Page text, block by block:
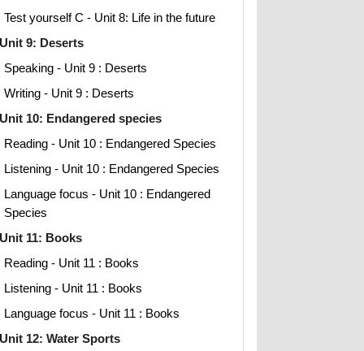
Test yourself C - Unit 8: Life in the future
Unit 9: Deserts
Speaking - Unit 9 : Deserts
Writing - Unit 9 : Deserts
Unit 10: Endangered species
Reading - Unit 10 : Endangered Species
Listening - Unit 10 : Endangered Species
Language focus - Unit 10 : Endangered
Species
Unit 11: Books
Reading - Unit 11 : Books
Listening - Unit 11 : Books
Language focus - Unit 11 : Books
Unit 12: Water Sports